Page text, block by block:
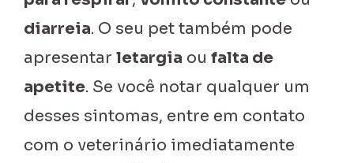
diarreia. O seu pet também pode
apresentar letargia ou falta de
apetite. Se você notar qualquer um
desses sintomas, entre em contato
com o veterinário imediatamente